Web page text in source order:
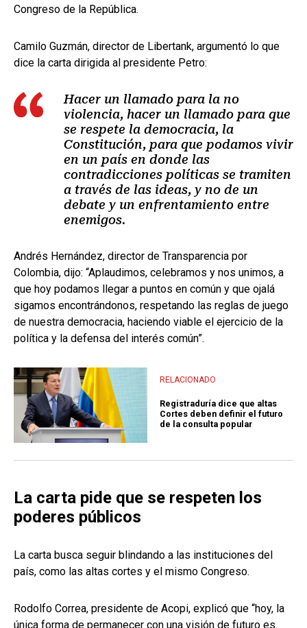
Congreso de la República.
Camilo Guzmán, director de Libertank, argumentó lo que
dice la carta dirigida al presidente Petro:
Hacer un llamado para la no
violencia, hacer un llamado para que
se respete la democracia, la
Constitución, para que podamos vivir
en un país en donde las
contradicciones políticas se tramiten
a través de las ideas, y no de un
debate y un enfrentamiento entre
enemigos.
Andrés Hernández, director de Transparencia por
Colombia, dijo: “Aplaudimos, celebramos y nos unimos, a
que hoy podamos llegar a puntos en común y que ojalá
sigamos encontrándonos, respetando las reglas de juego
de nuestra democracia, haciendo viable el ejercicio de la
política y la defensa del interés común”.
RELACIONADO
Registraduría dice que altas
Cortes deben definir el futuro
de la consulta popular
La carta pide que se respeten los
poderes públicos
La carta busca seguir blindando a las instituciones del
país, como las altas cortes y el mismo Congreso.
Rodolfo Correa, presidente de Acopi, explicó que “hoy, la
única forma de permanecer con una visión de futuro es